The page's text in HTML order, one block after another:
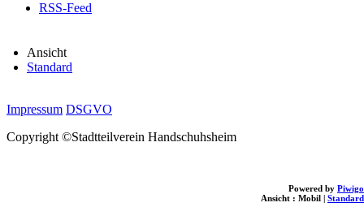
Powered by Piwigo
Ansicht : Mobil | Standard
RSS-Feed
Ansicht
Standard
Impressum DSGVO
Copyright ©Stadtteilverein Handschuhsheim